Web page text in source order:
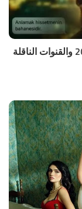
موعد عرض مسلسل كوبرا Kubra التركي 2024 والقنوات الناقلة